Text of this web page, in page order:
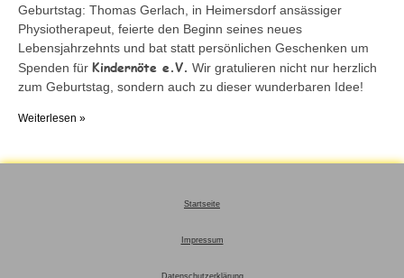
Geburtstag: Thomas Gerlach, in Heimersdorf ansässiger
Physiotherapeut, feierte den Beginn seines neues
Lebensjahrzehnts und bat statt persönlichen Geschenken um
Spenden für Kindernöte e.V. Wir gratulieren nicht nur herzlich
zum Geburtstag, sondern auch zu dieser wunderbaren Idee!
Weiterlesen »
Startseite
Impressum